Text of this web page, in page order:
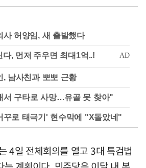
사 허양임, 새 출발했다
, 남사친과 뽀뽀 근황
서 구타로 사망…유골 못 찾아"
꾸로 태극기' 현수막에 "X돌았네"
4일 전체회의를 열고 3대 특검법